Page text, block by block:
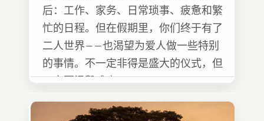
后：工作、家务、日常琐事、疲惫和繁
忙的日程。但在假期里，你们终于有了
二人世界——也渴望为爱人做一些特别
的事情。不一定非得是盛大的仪式，但
一定要温馨难忘 :)